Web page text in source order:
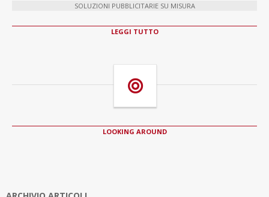
SOLUZIONI PUBBLICITARIE SU MISURA
LEGGI TUTTO
LOOKING AROUND